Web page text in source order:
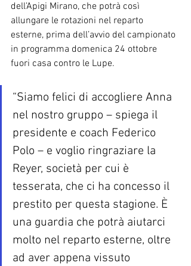
dell’Apigi Mirano, che potrà così
allungare le rotazioni nel reparto
esterne, prima dell’avvio del campionato
in programma domenica 24 ottobre
fuori casa contro le Lupe.
“Siamo felici di accogliere Anna
nel nostro gruppo – spiega il
presidente e coach Federico
Polo – e voglio ringraziare la
Reyer, società per cui è
tesserata, che ci ha concesso il
prestito per questa stagione. È
una guardia che potrà aiutarci
molto nel reparto esterne, oltre
ad aver appena vissuto